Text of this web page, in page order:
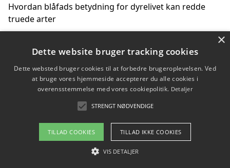
Hvordan blåfads betydning for dyrelivet kan redde
truede arter
Hvordan kan gaver til unge voksne støtte bevarelsen
Copyright 2026 - Pilanto Aps
Om / kontakt
Blog Betingelser
×
Dette website bruger tracking cookies
Dette websted bruger cookies til at forbedre brugeroplevelsen. Ved
at bruge vores hjemmeside accepterer du alle cookies i
overensstemmelse med vores cookiepolitik. Detaljer
STRENGT NØDVENDIGE
TILLAD COOKIES TILLAD IKKE COOKIES
VIS DETALJER